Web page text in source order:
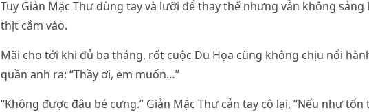
Tuy Giản Mặc Thư dùng tay và lưỡi để thay thế nhưng vẫn không sảng
thịt cắm vào.
Mãi cho tới khi đủ ba tháng, rốt cuộc Du Họa cũng không chịu nổi
quần anh ra: “Thầy ơi, em muốn…”
“Không được đâu bé cưng.” Giản Mặc Thư cản tay cô lại, “Nếu như